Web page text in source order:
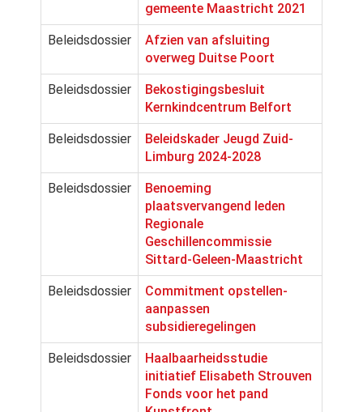
gemeente Maastricht 2021
Beleidsdossier
Afzien van afsluiting
overweg Duitse Poort
Beleidsdossier
Bekostigingsbesluit
Kernkindcentrum Belfort
Beleidsdossier
Beleidskader Jeugd Zuid-
Limburg 2024-2028
Beleidsdossier
Benoeming
plaatsvervangend leden
Regionale
Geschillencommissie
Sittard-Geleen-Maastricht
Beleidsdossier
Commitment opstellen-
aanpassen
subsidieregelingen
Beleidsdossier
Haalbaarheidsstudie
initiatief Elisabeth Strouven
Fonds voor het pand